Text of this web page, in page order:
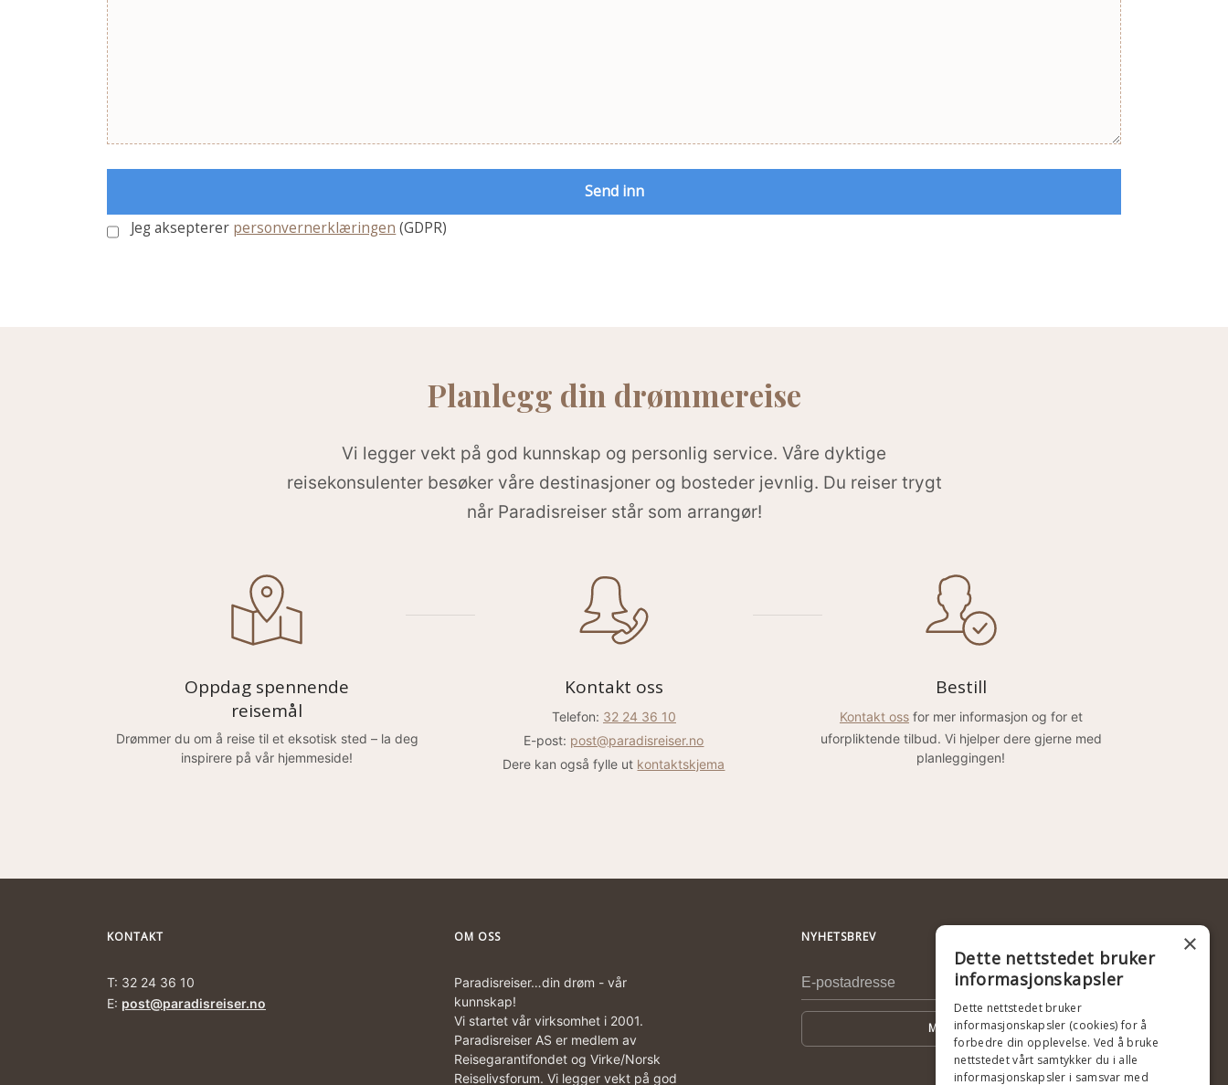
Jeg aksepterer personvernerklæringen (GDPR)
Planlegg din drømmereise
Vi legger vekt på god kunnskap og personlig service. Våre dyktige
reisekonsulenter besøker våre destinasjoner og bosteder jevnlig. Du reiser trygt
når Paradisreiser står som arrangør!
Oppdag spennende
reisemål
Drømmer du om å reise til et eksotisk sted – la deg
inspirere på vår hjemmeside!
Kontakt oss
Telefon: 32 24 36 10
E-post: post@paradisreiser.no
Dere kan også fylle ut kontaktskjema
Bestill
Kontakt ossfor mer informasjon og for et
uforpliktende tilbud. Vi hjelper dere gjerne med
planleggingen!
KONTAKT
T: 32 24 36 10
E: post@paradisreiser.no
OM OSS
Paradisreiser…din drøm - vår
kunnskap!
Vi startet vår virksomhet i 2001.
Paradisreiser AS er medlem av
Reisegarantifondet og Virke/Norsk
Reiselivsforum. Vi legger vekt på god
NYHETSBREV
Meld deg på
×
Dette nettstedet bruker
informasjonskapsler
Dette nettstedet bruker
informasjonskapsler (cookies) for å
forbedre din opplevelse. Ved å bruke
nettstedet vårt samtykker du i alle
informasjonskapsler i samsvar med